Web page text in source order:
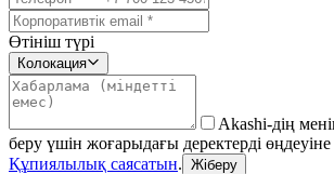
Өтініш түрі
Колокация
Akashi-дің
беру үшін жоғарыдағы деректерді өңдеуіне
Құпиялылық саясатын. Жіберу